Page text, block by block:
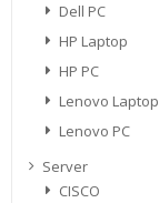
Dell PC
HP Laptop
HP PC
Lenovo Laptop
Lenovo PC
Server
CISCO